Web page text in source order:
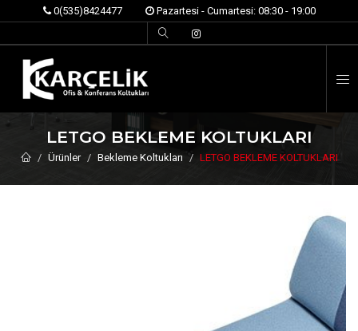
0(535)8424477 Pazartesi - Cumartesi: 08:30 - 19:00
LETGO BEKLEME KOLTUKLARI
Ürünler Bekleme Koltukları LETGO BEKLEME KOLTUKLARI